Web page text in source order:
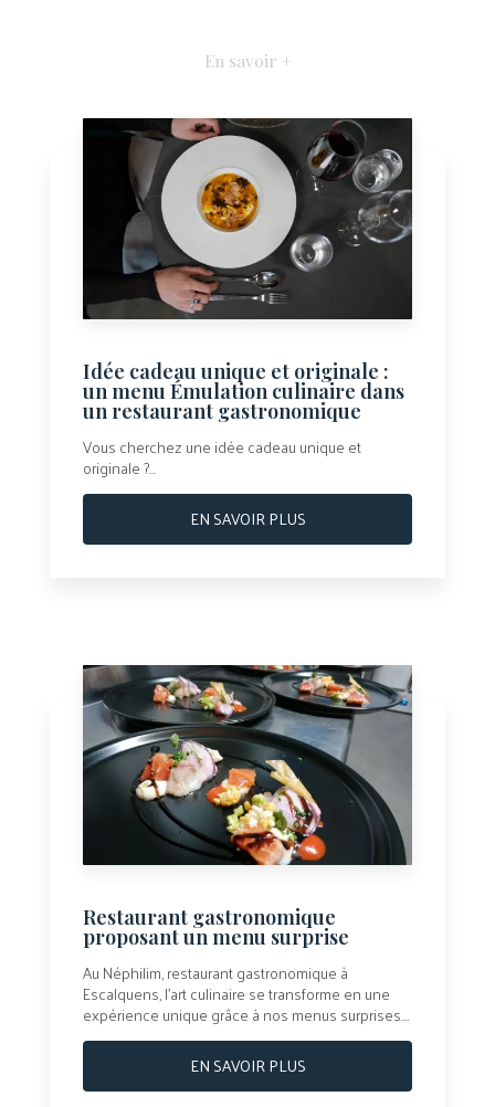
En savoir +
Idée cadeau unique et originale :
un menu Émulation culinaire dans
un restaurant gastronomique
Vous cherchez une idée cadeau unique et
originale ?...
EN SAVOIR PLUS
Restaurant gastronomique
proposant un menu surprise
Au Néphilim, restaurant gastronomique à
Escalquens, l’art culinaire se transforme en une
expérience unique grâce à nos menus surprises....
EN SAVOIR PLUS